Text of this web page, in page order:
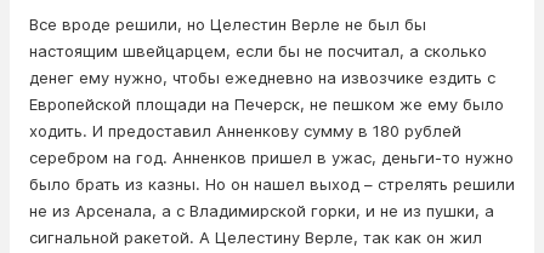
Все вроде решили, но Целестин Верле не был бы
настоящим швейцарцем, если бы не посчитал, а сколько
денег ему нужно, чтобы ежедневно на извозчике ездить с
Европейской площади на Печерск, не пешком же ему было
ходить. И предоставил Анненкову сумму в 180 рублей
серебром на год. Анненков пришел в ужас, деньги-то нужно
было брать из казны. Но он нашел выход – стрелять решили
не из Арсенала, а с Владимирской горки, и не из пушки, а
сигнальной ракетой. А Целестину Верле, так как он жил